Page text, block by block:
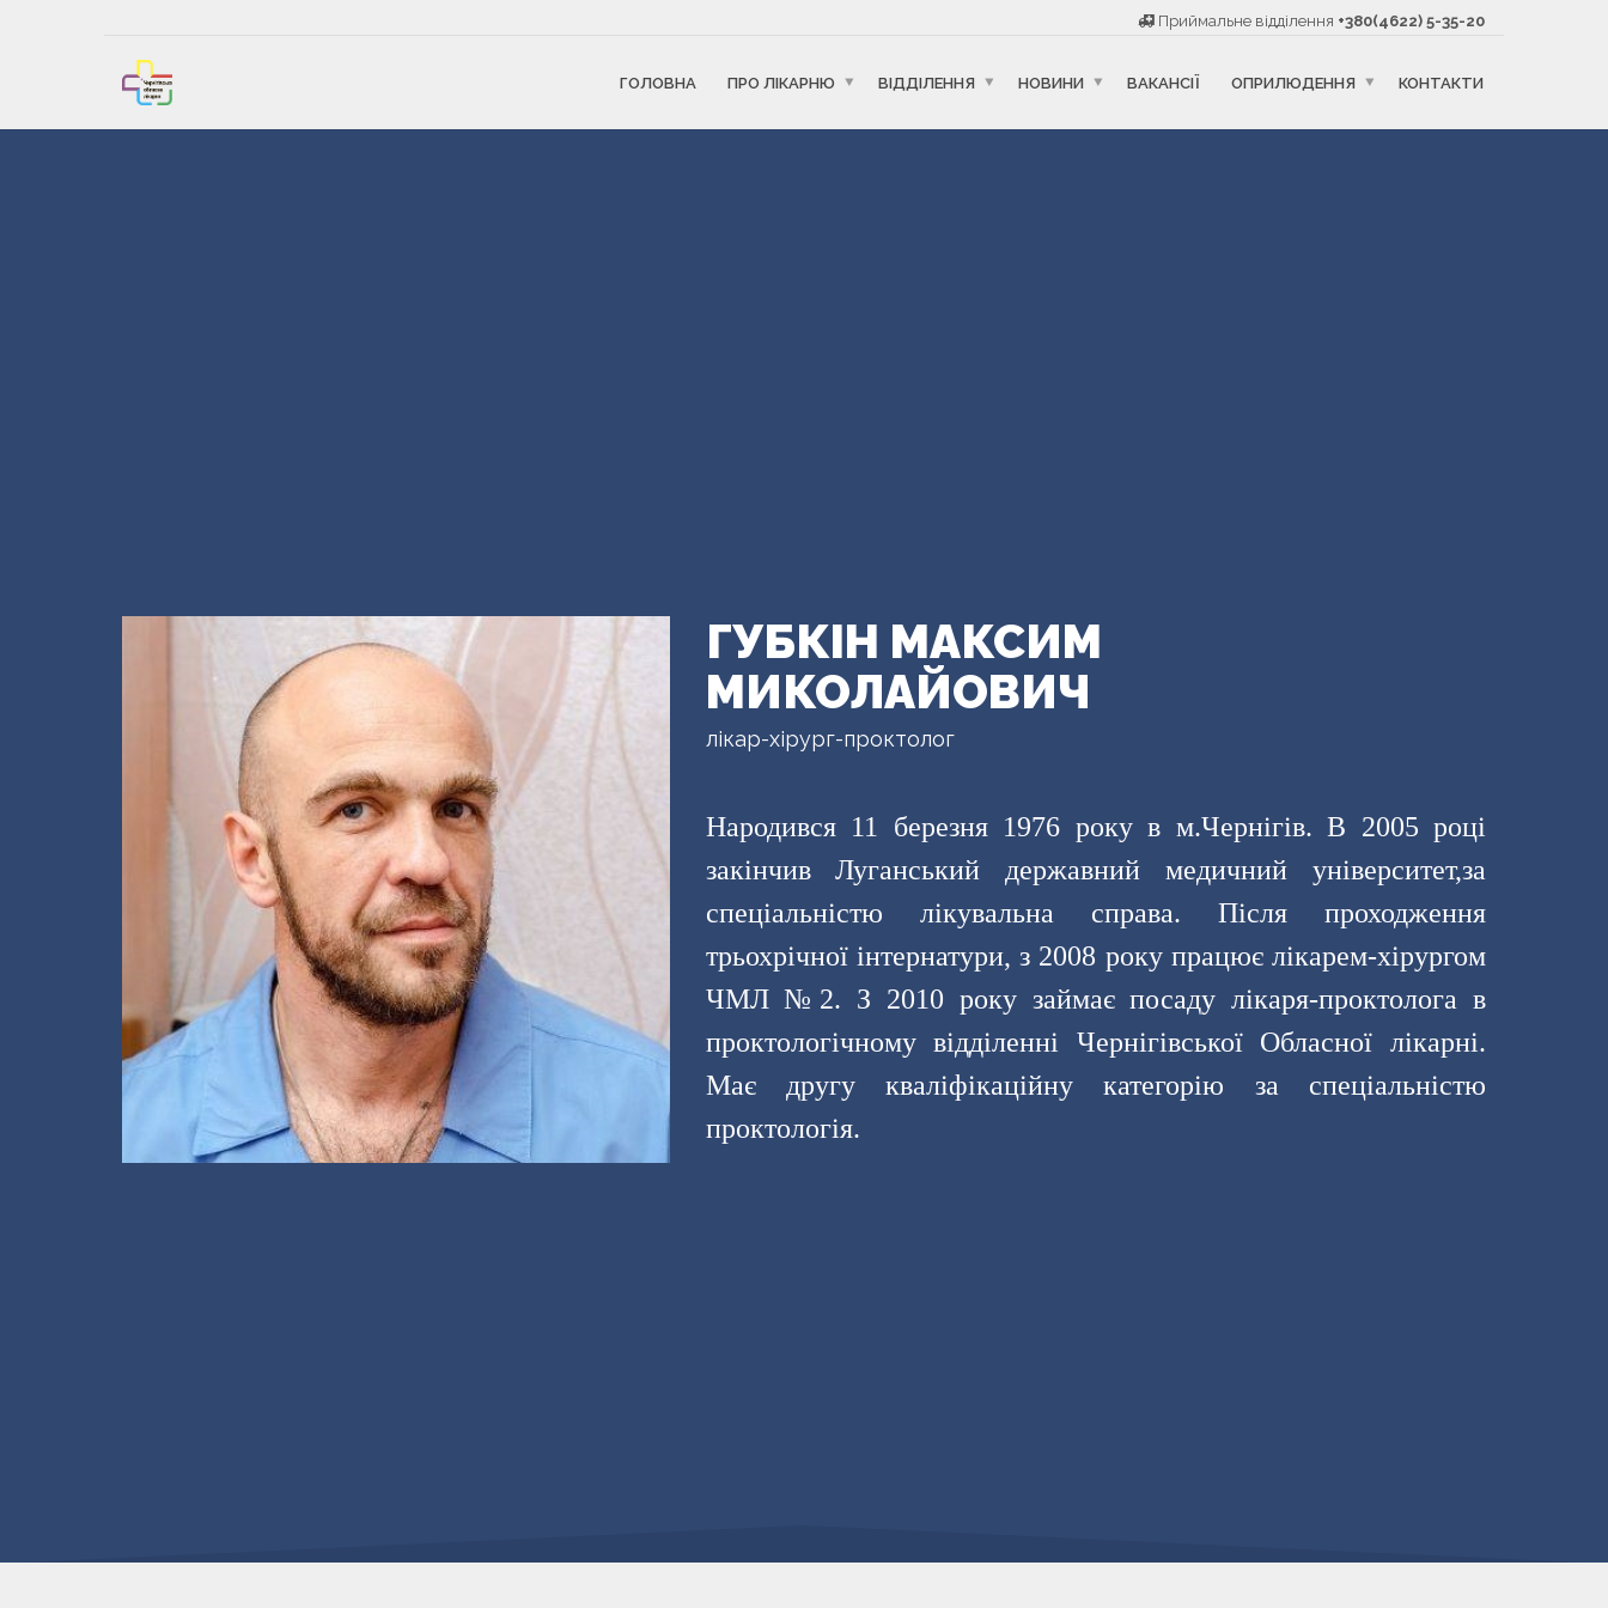
Приймальне відділення +380(4622) 5-35-20
ГОЛОВНА ПРО ЛІКАРНЮ ВІДДІЛЕННЯ НОВИНИ ВАКАНСІЇ ОПРИЛЮДЕННЯ КОНТАКТИ
ГУБКІН МАКСИМ
МИКОЛАЙОВИЧ
лікар-хірург-проктолог
Народився 11 березня 1976 року в м.Чернігів. В 2005 році
закінчив Луганський державний медичний університет,за
спеціальністю лікувальна справа. Після проходження
трьохрічної інтернатури, з 2008 року працює лікарем-хірургом
ЧМЛ №2. З 2010 року займає посаду лікаря-проктолога в
проктологічному відділенні Чернігівської Обласної лікарні.
Має другу кваліфікаційну категорію за спеціальністю
проктологія.